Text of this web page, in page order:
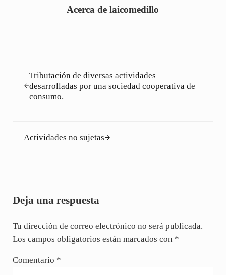
Acerca delaicomedillo
Tributación de diversas actividades
desarrolladas por una sociedad cooperativa de
consumo.
Actividades no sujetas
Deja una respuesta
Tu dirección de correo electrónico no será publicada.
Los campos obligatorios están marcados con *
Comentario *